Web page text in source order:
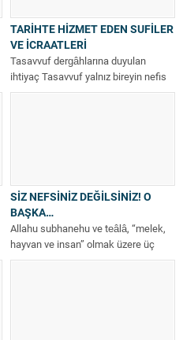
TARİHTE HİZMET EDEN SUFİLER
VE İCRAATLERİ
Tasavvuf dergâhlarına duyulan
ihtiyaç Tasavvuf yalnız bireyin nefis
terbiyesi ile ilgili olsaydı, kişilerin
SİZ NEFSİNİZ DEĞİLSİNİZ! O
BAŞKA…
Allahu subhanehu ve teâlâ, “melek,
hayvan ve insan” olmak üzere üç
canlı türü yaratmıştır. Melekler,...